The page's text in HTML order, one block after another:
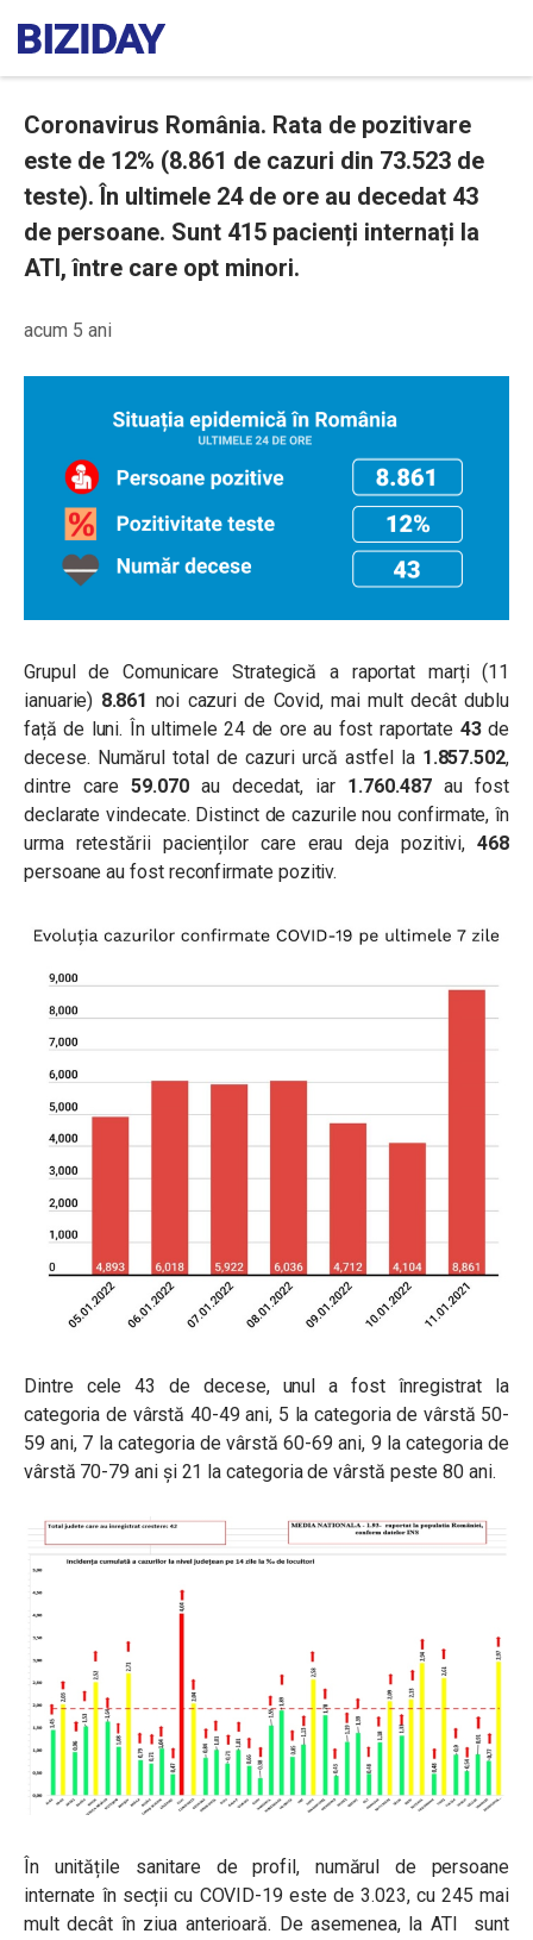
Coronavirus România. Rata de pozitivare
este de 12% (8.861 de cazuri din 73.523 de‬‬
teste). În ultimele 24 de ore au decedat 43
de persoane. Sunt 415 pacienți internați la
ATI, între care opt minori.
acum 5 ani
Grupul de Comunicare Strategică a raportat marți (11
ianuarie) 8.861 noi cazuri de Covid, mai mult decât dublu
față de luni. În ultimele 24 de ore au fost raportate 43de
decese. Numărul total de cazuri urcă astfel la1.857.502,
dintre care59.070au decedat, iar1.760.487au fost
declarate vindecate. Distinct de cazurile nou confirmate, în
urma retestării pacienților care erau deja pozitivi, 468
persoane au fost reconfirmate pozitiv.
Dintre cele 43 de decese, unul a fost înregistrat la
categoria de vârstă 40-49 ani, 5 la categoria de vârstă 50-
59 ani, 7 la categoria de vârstă 60-69 ani, 9 la categoria de
vârstă 70-79 ani și 21 la categoria de vârstă peste 80 ani.
În unitățile sanitare de profil, numărul de persoane
internate în secții cu COVID-19 este de 3.023, cu 245 mai
mult decât în ziua anterioară. De asemenea, la ATI sunt